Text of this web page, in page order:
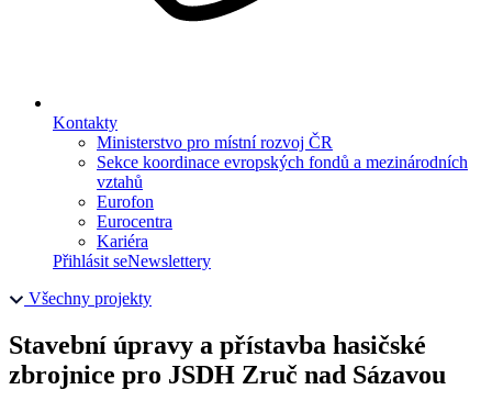
Kontakty
Ministerstvo pro místní rozvoj ČR
Sekce koordinace evropských fondů a mezinárodních
vztahů
Eurofon
Eurocentra
Kariéra
Přihlásit seNewslettery
Všechny projekty
Stavební úpravy a přístavba hasičské
zbrojnice pro JSDH Zruč nad Sázavou